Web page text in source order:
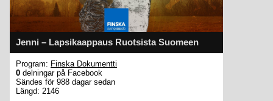
Jenni – Lapsikaappaus Ruotsista Suomeen
Program: Finska Dokumentti
0 delningar på Facebook
Sändes för 988 dagar sedan
Längd: 2146